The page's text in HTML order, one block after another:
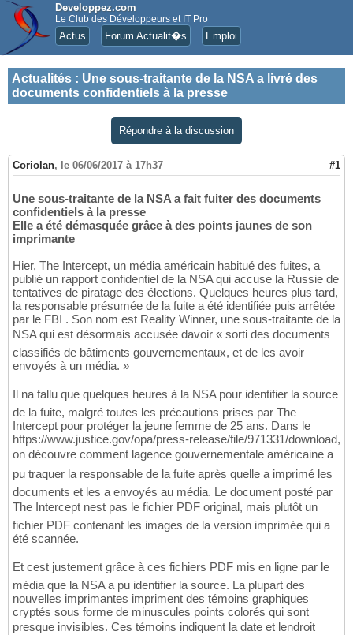
Developpez.com
Le Club des Développeurs et IT Pro
Actus Forum Actualit�s Emploi
Actualités : Une sous-traitante de la NSA a livré des
documents confidentiels à la presse
Répondre à la discussion
Coriolan, le 06/06/2017 à 17h37 #1
Une sous-traitante de la NSA a fait fuiter des documents
confidentiels à la presse
Elle a été démasquée grâce à des points jaunes de son
imprimante
Hier, The Intercept, un média américain habitué des fuites, a
publié un rapport confidentiel de la NSA qui accuse la Russie de
tentatives de piratage des élections. Quelques heures plus tard,
la responsable présumée de la fuite a été identifiée puis arrêtée
par le FBI . Son nom est Reality Winner, une sous-traitante de la
NSA qui est désormais accusée davoir « sorti des documents
classifiés de bâtiments gouvernementaux, et de les avoir
envoyés à un média. »
Il na fallu que quelques heures à la NSA pour identifier la source
de la fuite, malgré toutes les précautions prises par The
Intercept pour protéger la jeune femme de 25 ans. Dans le
https://www.justice.gov/opa/press-release/file/971331/download,
on découvre comment lagence gouvernementale américaine a
pu traquer la responsable de la fuite après quelle a imprimé les
documents et les a envoyés au média. Le document posté par
The Intercept nest pas le fichier PDF original, mais plutôt un
fichier PDF contenant les images de la version imprimée qui a
été scannée.
Et cest justement grâce à ces fichiers PDF mis en ligne par le
média que la NSA a pu identifier la source. La plupart des
nouvelles imprimantes impriment des témoins graphiques
cryptés sous forme de minuscules points colorés qui sont
presque invisibles. Ces témoins indiquent la date et lendroit